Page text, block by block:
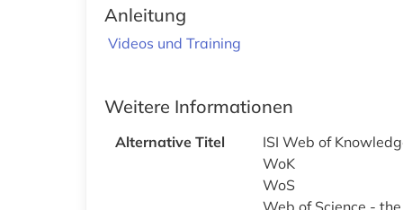
Anleitung
Videos und Training
Weitere Informationen
Alternative Titel
ISI Web of
WoK
WoS
Web of Science -